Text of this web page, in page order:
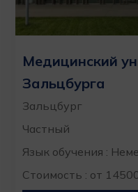
Медицинский
Зальцбурга
Зальцбург
Частный
Язык обучения :
Стоимость : от